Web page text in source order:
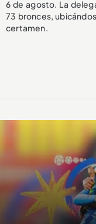
6 de agosto. La
73 bronces,
certamen.